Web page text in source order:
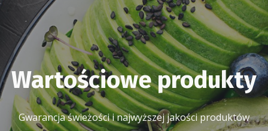
Nasza Dieta - Twój
Sukces
Wartościowe produkty
Gwarancja świeżości i najwyższej jakości produktów